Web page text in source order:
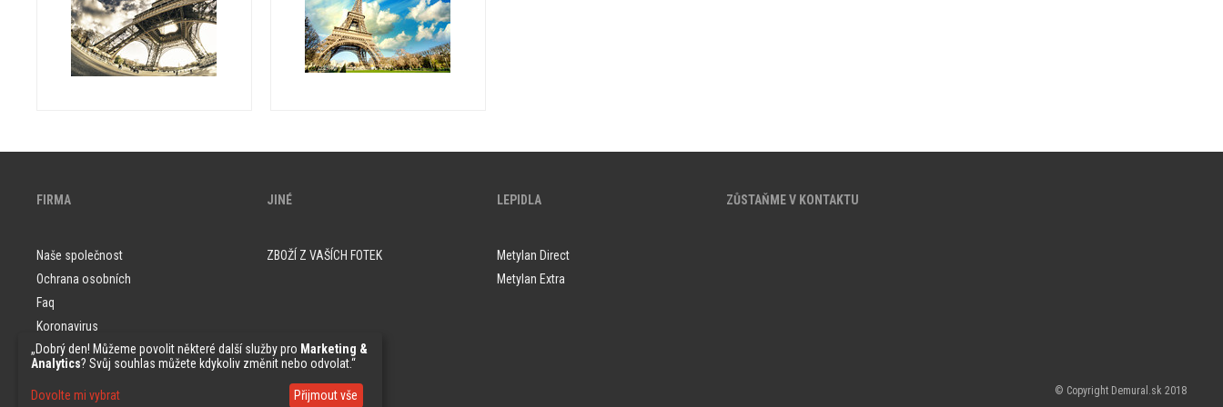
FIRMA
Naše společnost
Ochrana osobních
Faq
Koronavirus
Vzorky tapet
JINÉ
ZBOŽÍ Z VAŠÍCH FOTEK
LEPIDLA
Metylan Direct
Metylan Extra
ZŮSTAŇME V KONTAKTU
© Copyright Demural.sk 2018
„Dobrý den! Můžeme povolit některé další služby pro Marketing &
Analytics? Svůj souhlas můžete kdykoliv změnit nebo odvolat.“
Dovolte mi vybrat Přijmout vše